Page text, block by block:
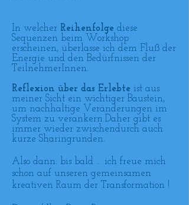
In welcher Reihenfolge diese
Sequenzen beim Workshop
erscheinen, überlasse ich dem Fluß der
Energie und den Bedürfnissen der
TeilnehmerInnen.
Reflexion über das Erlebte ist aus
meiner Sicht ein wichtiger Baustein,
um nachhaltige Veränderungen im
System zu verankern.Daher gibt es
immer wieder zwischendurch auch
kurze Sharingrunden.
Also dann: bis bald ... ich freue mich
schon auf unseren gemeinsamen
kreativen Raum der Transformation !